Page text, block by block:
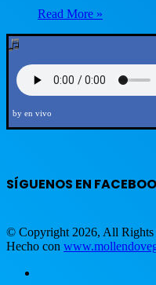
Read More »
by en vivo
SÍGUENOS EN
© Copyright 2026, All Rights
Hecho con